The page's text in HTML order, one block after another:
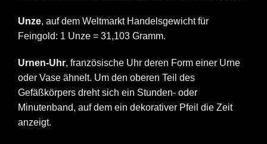
Unze, auf dem Weltmarkt Handelsgewicht für
Feingold: 1 Unze = 31,103 Gramm.
Urnen-Uhr, französische Uhr deren Form einer Urne
oder Vase ähnelt. Um den oberen Teil des
Gefäßkörpers dreht sich ein Stunden- oder
Minutenband, auf dem ein dekorativer Pfeil die Zeit
anzeigt.